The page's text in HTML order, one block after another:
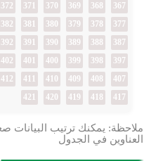
367
368
369
370
371
372
377
378
379
380
381
382
387
388
389
390
391
392
397
398
399
400
401
402
407
408
409
410
411
412
417
418
419
420
421
ملاحظة: يمكنك ترتيب البيانات
العناوين في الجدول